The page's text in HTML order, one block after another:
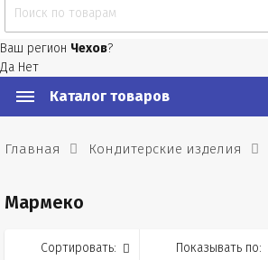
Ваш регион Чехов?
Да Нет
Каталог товаров
Главная Кондитерские изделия
Мармеко
Сортировать: Показывать по: